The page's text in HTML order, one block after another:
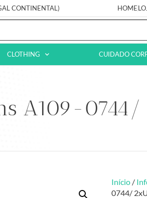
CONTINENTAL) HOME
CLOTHING CUIDADO
A109-
Início /
0744/